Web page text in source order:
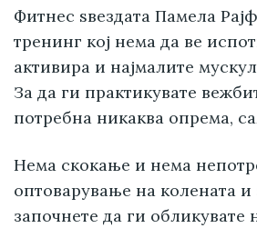
Фитнес ѕвездата Памела
тренинг кој нема да ве
активира и најмалите
За да ги практикувате
потребна никаква опрема,
Нема скокање и нема
оптоварување на колената и
започнете да ги обликувате